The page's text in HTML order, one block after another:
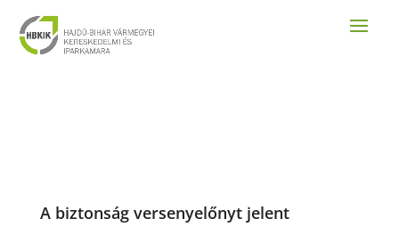
A biztonság versenyelőnyt jelent